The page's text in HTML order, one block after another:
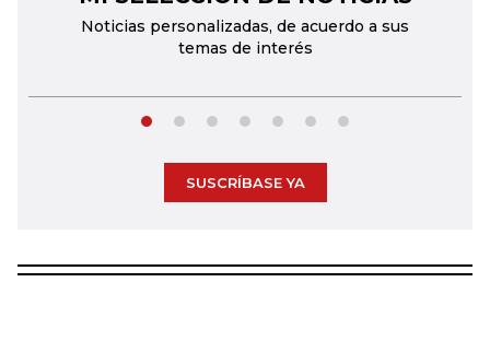
Noticias personalizadas, de acuerdo a sus
temas de interés
SUSCRÍBASE YA